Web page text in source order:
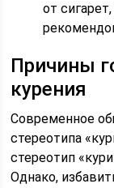
от
Причины
курения
Современное
стереотипа
стереотип
Однако,